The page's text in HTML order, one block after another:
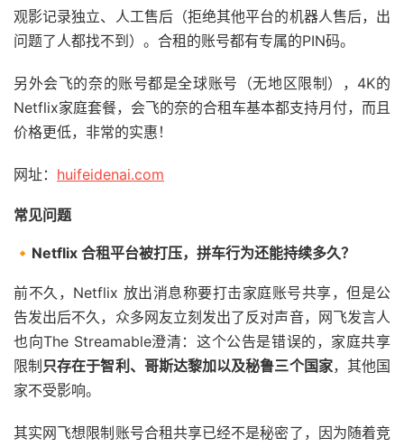
观影记录独立、人工售后（拒绝其他平台的机器人售后，出
问题了人都找不到）。合租的账号都有专属的PIN码。
另外会飞的奈的账号都是全球账号（无地区限制），4K的
Netflix家庭套餐，会飞的奈的合租车基本都支持月付，而且
价格更低，非常的实惠！
网址： huifeidenai.com
常见问题
🔸Netflix 合租平台被打压，拼车行为还能持续多久？
前不久，Netflix 放出消息称要打击家庭账号共享，但是公
告发出后不久，众多网友立刻发出了反对声音，网飞发言人
也向The Streamable澄清：这个公告是错误的，家庭共享
限制只存在于智利、哥斯达黎加以及秘鲁三个国家，其他国
家不受影响。
其实网飞想限制账号合租共享已经不是秘密了，因为随着竞